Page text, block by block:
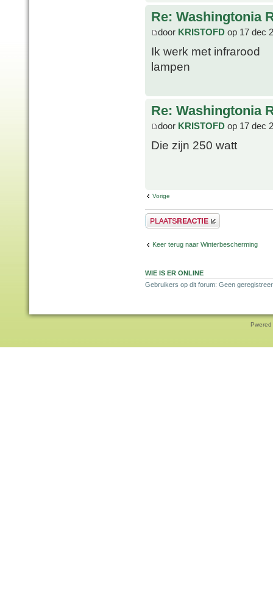
Re: Washingtonia
door KRISTOFD op 17 dec
Ik werk met infrarood
lampen
Re: Washingtonia
door KRISTOFD op 17 dec
Die zijn 250 watt
Vorige
Plaats een reactie
Keer terug naar Winterbescherming
WIE IS ER ONLINE
Gebruikers op dit forum: Geen